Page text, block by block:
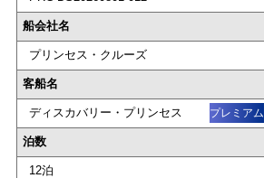
船会社名
プリンセス・クルーズ
客船名
ディスカバリー・プリンセス プレミアム
泊数
12泊